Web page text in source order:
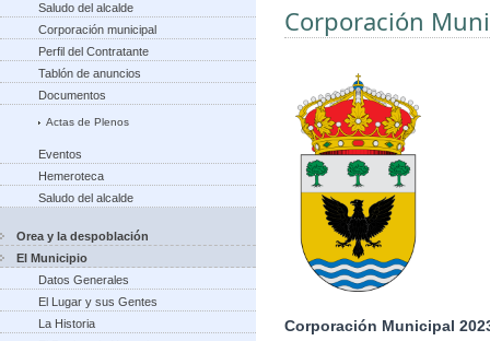
Saludo del alcalde
Corporación municipal
Perfil del Contratante
Tablón de anuncios
Documentos
Actas de Plenos
Eventos
Hemeroteca
Saludo del alcalde
Orea y la despoblación
El Municipio
Datos Generales
El Lugar y sus Gentes
La Historia
Corporación
Corporación Municipal